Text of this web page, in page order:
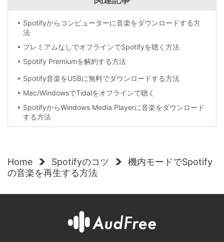
Spotifyからコンピューターに音楽をダウンロードする方
法
プレミアムなしでオフラインでSpotifyを聴く方法
Spotify Premiumを解約する方法
Spotify音楽をUSBに無料でダウンロードする方法
Mac/WindowsでTidalをオフラインで聴く
SpotifyからWindows Media Playerに音楽をダウンロード
する方法
Home Spotifyのコツ
機内モードでSpotify
の音楽を再生する方法